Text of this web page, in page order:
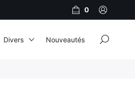
0
Divers Nouveautés